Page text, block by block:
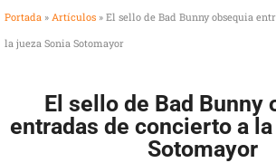
Portada » Artículos » El sello de Bad Bunny obsequia
la jueza Sonia Sotomayor
El sello de Bad Bunny
entradas de concierto a
Sotomayor